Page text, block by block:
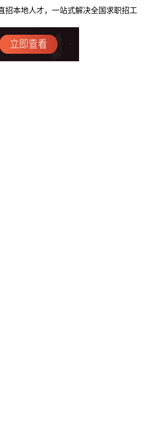
招本地人才，一站式解决全国求职招工